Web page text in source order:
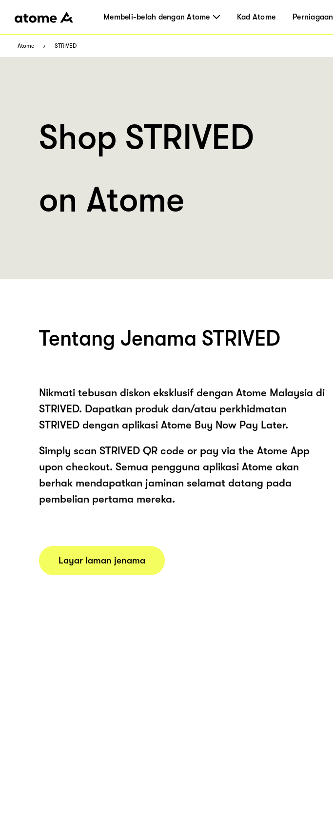
Membeli-belah dengan Atome Kad Atome Perniagaan
Atome STRIVED
Shop STRIVED
on Atome
Tentang Jenama STRIVED
Nikmati tebusan diskon eksklusif dengan Atome Malaysia di
STRIVED. Dapatkan produk dan/atau perkhidmatan
STRIVED dengan aplikasi Atome Buy Now Pay Later.
Simply scan STRIVED QR code or pay via the Atome App
upon checkout. Semua pengguna aplikasi Atome akan
berhak mendapatkan jaminan selamat datang pada
pembelian pertama mereka.
Layar laman jenama